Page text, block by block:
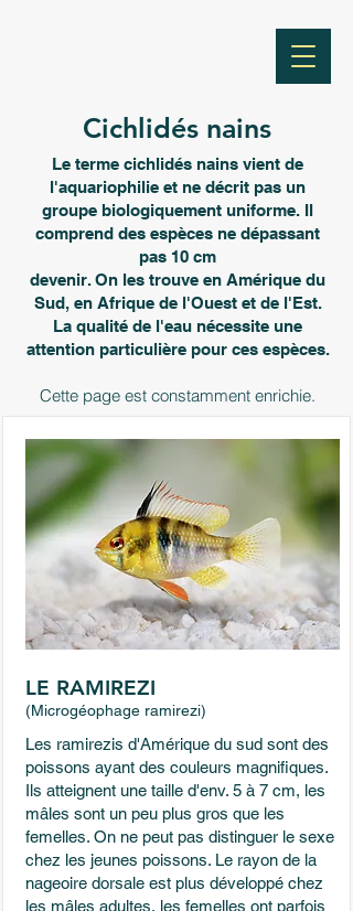
Cichlidés nains
Le terme cichlidés nains vient de
l'aquariophilie et ne décrit pas un
groupe biologiquement uniforme. Il
comprend des espèces ne dépassant
pas 10 cm
devenir. On les trouve en Amérique du
Sud, en Afrique de l'Ouest et de l'Est.
La qualité de l'eau nécessite une
attention particulière pour ces espèces.
Cette page est constamment enrichie.
LE RAMIREZI
(Microgéophage ramirezi)
Les ramirezis d'Amérique du sud sont des
poissons ayant des couleurs magnifiques.
Ils atteignent une taille d'env. 5 à 7 cm, les
mâles sont un peu plus gros que les
femelles. On ne peut pas distinguer le sexe
chez les jeunes poissons. Le rayon de la
nageoire dorsale est plus développé chez
les mâles adultes, les femelles ont parfois